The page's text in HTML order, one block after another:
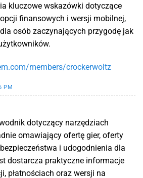
kluczowe wskazówki dotyczące
finansowych i wersji mobilnej,
osób zaczynających przygodę jak
members/crockerwoltz
PM
dotyczący narzędziach
omawiający ofertę gier, oferty
i udogodnienia dla
dostarcza praktyczne informacje
płatnościach oraz wersji na